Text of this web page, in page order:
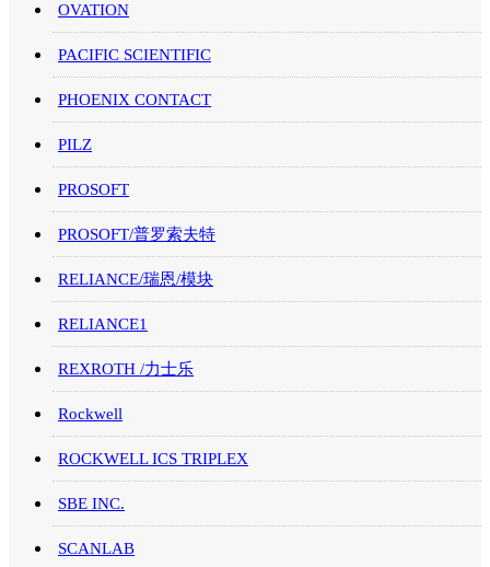
OVATION
PACIFIC SCIENTIFIC
PHOENIX CONTACT
PILZ
PROSOFT
PROSOFT/普罗索夫特
RELIANCE/瑞恩/模块
RELIANCE1
REXROTH /力士乐
Rockwell
ROCKWELL ICS TRIPLEX
SBE INC.
SCANLAB